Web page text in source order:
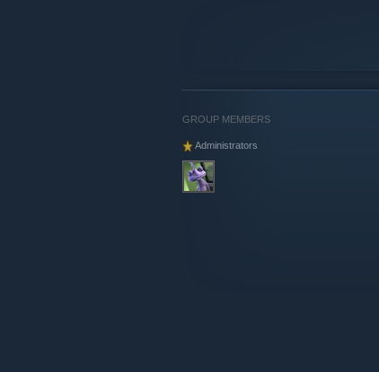
GROUP MEMBERS
Administrators